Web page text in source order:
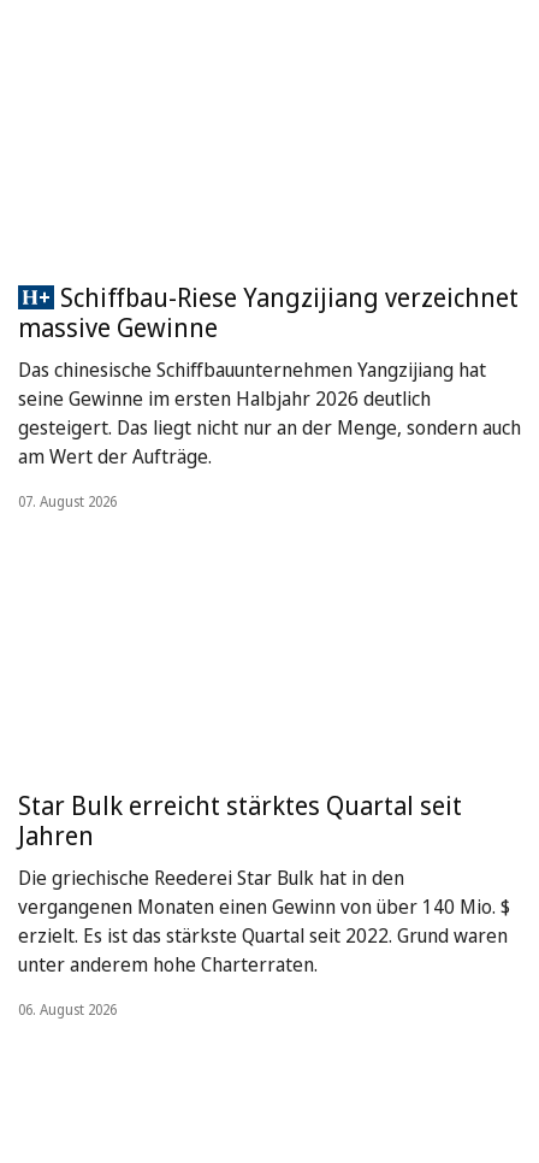
Schiffbau-Riese Yangzijiang verzeichnet
massive Gewinne
Das chinesische Schiffbauunternehmen Yangzijiang hat
seine Gewinne im ersten Halbjahr 2026 deutlich
gesteigert. Das liegt nicht nur an der Menge, sondern auch
am Wert der Aufträge.
07. August 2026
Star Bulk erreicht stärktes Quartal seit
Jahren
Die griechische Reederei Star Bulk hat in den
vergangenen Monaten einen Gewinn von über 140 Mio. $
erzielt. Es ist das stärkste Quartal seit 2022. Grund waren
unter anderem hohe Charterraten.
06. August 2026